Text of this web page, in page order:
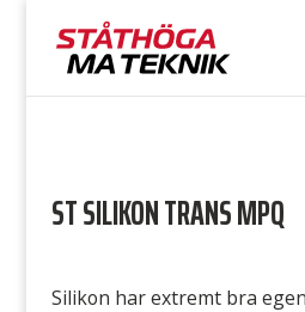
ST SILIKON TRANS MPQ
Silikon har extremt bra